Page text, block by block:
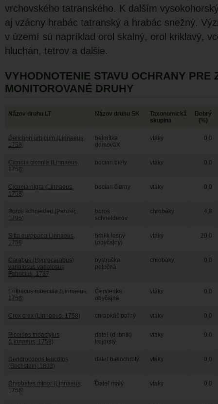
vrchovského tatranského. K dalším
aj vzácny hrabác tatranský a hrabác snežný.
v území sú napríklad orol skalný, orol kriklavý,
hluchán, tetrov a dalšie.
VYHODNOTENIE STAVU OCHRANY PRE
MONITOROVANÉ DRUHY
Názov druhu LT Názov druhu SK
Taxonomická
skupina
Dobrý
(%)
Delichon urbicum (Linnaeus,
1758)
belorítka
domováX
vtáky 0,0
Ciconia ciconia (Linnaeus,
1758)
bocian biely vtáky 0,0
Ciconia nigra (Linnaeus,
1758)
bocian čierny vtáky 0,0
Boros schneideri (Panzer,
1795)
boros
schneiderov
chrobáky 4,8
Sitta europaea Linnaeus,
1758
brhlík lesný
(obyčajný)
vtáky 20,0
Carabus (Hygrocarabus)
variolosus variolosus
Fabricius, 1787
bystruška
potočná
chrobáky 0,0
Erithacus rubecula (Linnaeus,
1758)
Červienka
obyčajná
vtáky 0,0
Crex crex (Linnaeus, 1758) chrapkáč poľný vtáky 0,0
Picoides tridactylus
(Linnaeus, 1758)
ďateľ (ďubník)
trojprstý
vtáky 0,0
Dendrocopos leucotos
(Bechstein, 1803)
ďateľ bielochrbtý vtáky 0,0
Dryobates minor (Linnaeus,
1758)
Ďateľ malý vtáky 0,0